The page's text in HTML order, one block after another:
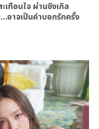
เทือนใจ ผ่านซิงเกิล
อาจเป็นคำบอกรักครั้ง